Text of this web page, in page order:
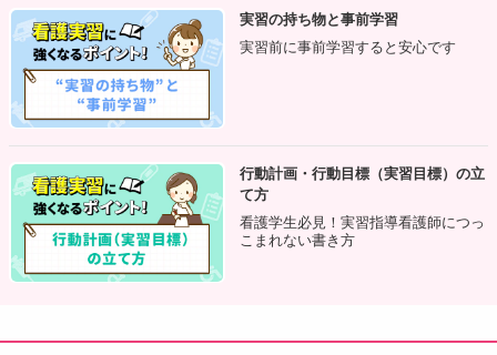
とを表す情報となります。発達段階を考慮して確認しましょ
う。
感覚器の機能
コミュニケーションの手段（言語的・非言語的）
実習の持ち物と事前学習
実習前に事前学習すると安心です
行動計画・行動目標（実習目標）の立
て方
看護学生必見！実習指導看護師につっ
こまれない書き方